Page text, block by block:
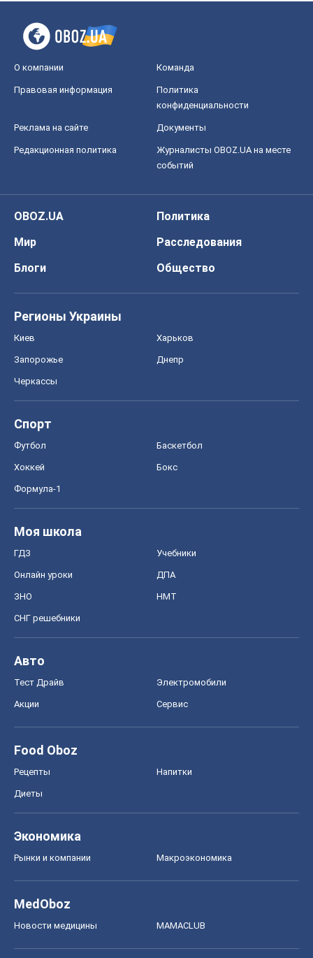
О компании Команда
Правовая информация
Политика
конфиденциальности
Реклама на сайте Документы
Редакционная политика
Журналисты OBOZ.UA на месте
событий
OBOZ.UA
Политика
Мир
Расследования
Блоги
Общество
Регионы Украины
Киев Харьков
Запорожье Днепр
Черкассы
Спорт
Футбол Баскетбол
Хоккей Бокс
Формула-1
Моя школа
ГДЗ Учебники
Онлайн уроки ДПА
ЗНО НМТ
СНГ решебники
Авто
Тест Драйв Электромобили
Акции Сервис
Food Oboz
Рецепты Напитки
Диеты
Экономика
Рынки и компании Mакроэкономика
MedOboz
Новости медицины MAMACLUB